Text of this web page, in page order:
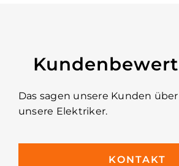
Das sagen unsere Kunden
unsere Elektriker.
KONTAKT